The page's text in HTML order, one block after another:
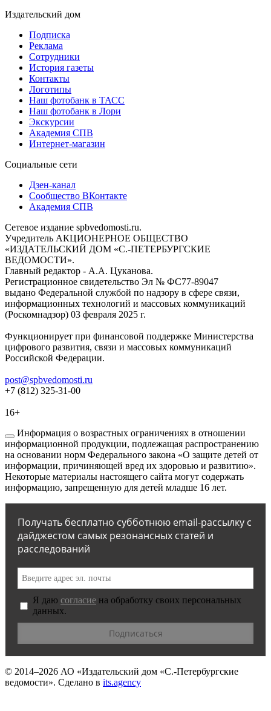
Издательский дом
Подписка
Реклама
Сотрудники
История газеты
Контакты
Логотипы
Наш фотобанк в ТАСС
Наш фотобанк в Лори
Экскурсии
Академия СПВ
Интернет-магазин
Социальные сети
Дзен-канал
Сообщество ВКонтакте
Академия СПВ
Сетевое издание spbvedomosti.ru.
Учредитель АКЦИОНЕРНОЕ ОБЩЕСТВО
«ИЗДАТЕЛЬСКИЙ ДОМ «С.-ПЕТЕРБУРГСКИЕ
ВЕДОМОСТИ».
Главный редактор - А.А. Цуканова.
Регистрационное свидетельство Эл № ФС77-89047
выдано Федеральной службой по надзору в сфере связи,
информационных технологий и массовых коммуникаций
(Роскомнадзор) 03 февраля 2025 г.
Функционирует при финансовой поддержке Министерства
цифрового развития, связи и массовых коммуникаций
Российской Федерации.
post@spbvedomosti.ru
+7 (812) 325-31-00
16+
Информация о возрастных ограничениях в отношении
информационной продукции, подлежащая распространению
на основании норм Федерального закона «О защите детей от
информации, причиняющей вред их здоровью и развитию».
Некоторые материалы настоящего сайта могут содержать
информацию, запрещенную для детей младше 16 лет.
Получать бесплатно субботнюю email-рассылку с
дайджестом самых резонансных статей и
расследований
Я даю согласие на обработку своих персональных
данных.
© 2014–2026 АО «Издательский дом «С.-Петербургские
ведомости». Сделано в its.agency